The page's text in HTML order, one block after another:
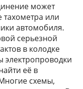
может
тахометра или
автомобиля.
серьезной
в колодке
её в
схемы,